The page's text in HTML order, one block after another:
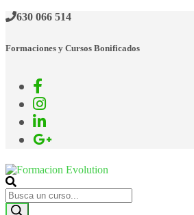
630 066 514
Formaciones y Cursos Bonificados
Formacion Evolution
Cursos de formación continua